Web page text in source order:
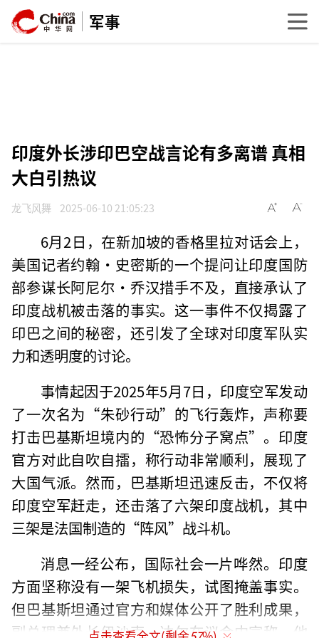
军事
印度外长涉印巴空战言论有多离谱 真相
大白引热议
龙飞风舞 2025-06-10 21:05:23
6月2日，在新加坡的香格里拉对话会上，
美国记者约翰·史密斯的一个提问让印度国防
部参谋长阿尼尔·乔汉措手不及，直接承认了
印度战机被击落的事实。这一事件不仅揭露了
印巴之间的秘密，还引发了全球对印度军队实
力和透明度的讨论。
事情起因于2025年5月7日，印度空军发动
了一次名为“朱砂行动”的飞行轰炸，声称要
打击巴基斯坦境内的“恐怖分子窝点”。印度
官方对此自吹自擂，称行动非常顺利，展现了
大国气派。然而，巴基斯坦迅速反击，不仅将
印度空军赶走，还击落了六架印度战机，其中
三架是法国制造的“阵风”战斗机。
消息一经公布，国际社会一片哗然。印度
方面坚称没有一架飞机损失，试图掩盖事实。
但巴基斯坦通过官方和媒体公开了胜利成果，
副总理兼外长伊沙克·达尔在议会中宣称，他